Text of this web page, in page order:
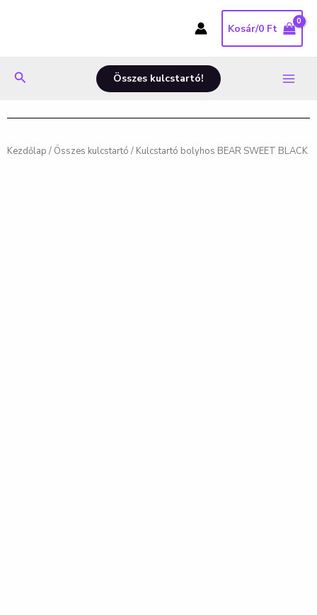
Kosár/0 Ft
Search Összes kulcstartó!
Main
Menu
Kezdőlap / Összes kulcstartó / Kulcstartó bolyhos BEAR SWEET BLACK